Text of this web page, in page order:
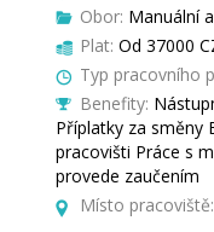
Obor: Manuální
Plat: Od 37000
Typ pracovního
Benefity:
Příplatky za směny
pracovišti Práce s
provede zaučením
Místo pracoviště: